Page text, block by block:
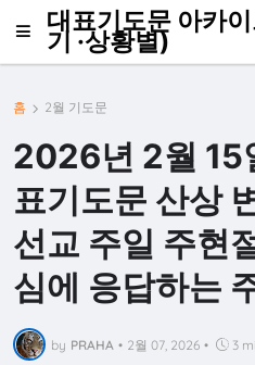
대표기도문 아카
기 ·상황별)
홈 2월 기도문
2026년 2월 15
표기도문 산상
선교 주일 주현
심에 응답하는
by PRAHA • 2월 07, 2026 • 3